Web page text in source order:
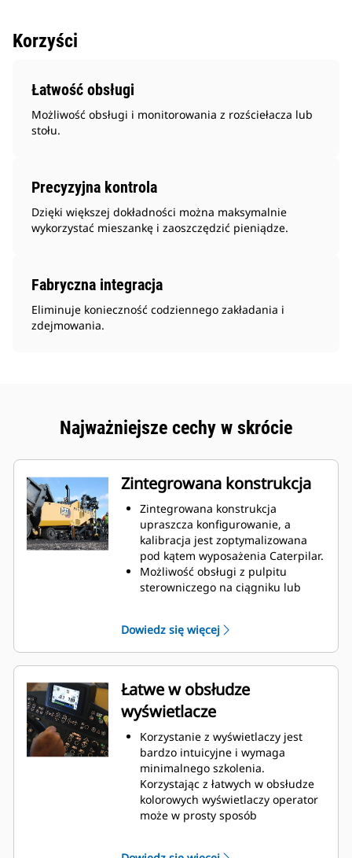
Korzyści
Łatwość obsługi
Możliwość obsługi i monitorowania z rozściełacza lub
stołu.
Precyzyjna kontrola
Dzięki większej dokładności można maksymalnie
wykorzystać mieszankę i zaoszczędzić pieniądze.
Fabryczna integracja
Eliminuje konieczność codziennego zakładania i
zdejmowania.
Najważniejsze cechy w skrócie
Zintegrowana konstrukcja
Zintegrowana konstrukcja
upraszcza konfigurowanie, a
kalibracja jest zoptymalizowana
pod kątem wyposażenia Caterpilar.
Możliwość obsługi z pulpitu
sterowniczego na ciągniku lub
monitorowanie obu stron stołu
Możliwość wybierania czujnika w
trakcie pracy automatycznej z
belką próbkującą bez konieczności
zatrzymywania i rekalibracji
urządzeń
Dowiedz się więcej
Łatwe w obsłudze
wyświetlacze
Korzystanie z wyświetlaczy jest
bardzo intuicyjne i wymaga
minimalnego szkolenia.
Korzystając z łatwych w obsłudze
kolorowych wyświetlaczy operator
może w prosty sposób